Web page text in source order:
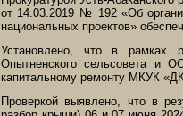
от 14.03.2019 № 192 «Об
национальных проектов»
Установлено, что в рамках
Опытненского сельсовета и
капитальному ремонту МКУК
Проверкой выявлено, что в